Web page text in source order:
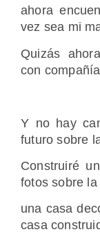
ahora
vez sea mi
Quizás
con
Y no hay
futuro sobre
Construiré
fotos sobre la
una casa
casa